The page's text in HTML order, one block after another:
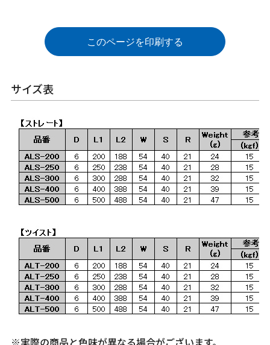
このページを印刷する
サイズ表
※実際の商品と色味が異なる場合がございます。